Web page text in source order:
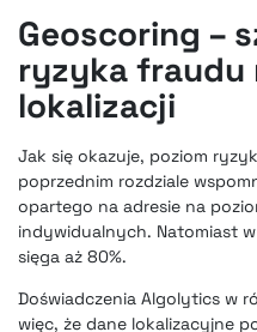
Geoscoring –
ryzyka fraudu
lokalizacji
Jak się okazuje, poziom
poprzednim rozdziale
opartego na adresie na
indywidualnych. Natomiast
sięga aż 80%.
Doświadczenia Algolytics w
więc, że dane lokalizacyjne